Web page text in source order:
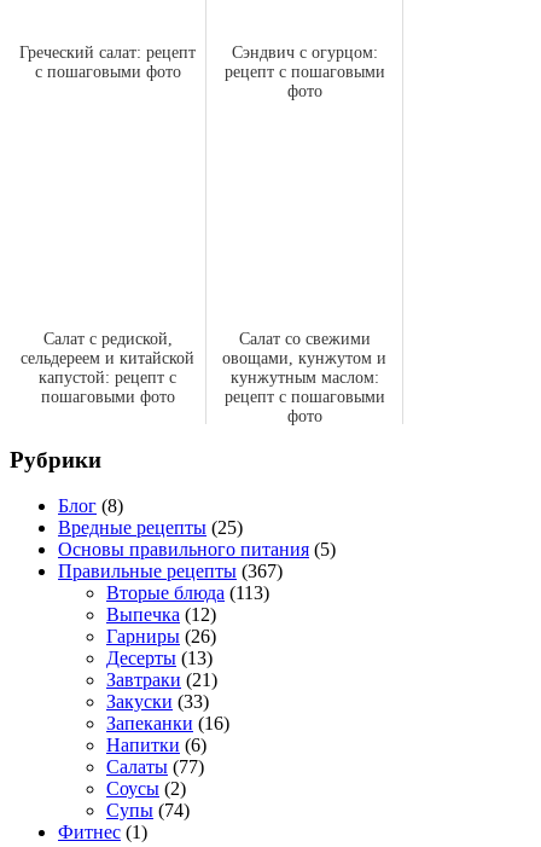
Греческий салат: рецепт
с пошаговыми фото
Сэндвич с огурцом:
рецепт с пошаговыми
фото
Салат с редиской,
сельдереем и китайской
капустой: рецепт с
пошаговыми фото
Салат со свежими
овощами, кунжутом и
кунжутным маслом:
рецепт с пошаговыми
фото
Рубрики
Блог (8)
Вредные рецепты (25)
Основы правильного питания (5)
Правильные рецепты (367)
Вторые блюда (113)
Выпечка (12)
Гарниры (26)
Десерты (13)
Завтраки (21)
Закуски (33)
Запеканки (16)
Напитки (6)
Салаты (77)
Соусы (2)
Супы (74)
Фитнес (1)